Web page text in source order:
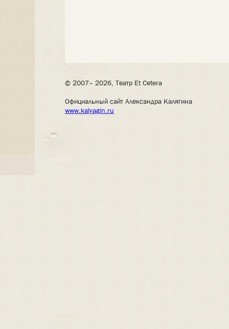
© 2007– 2026, Театр Et Cetera
Официальный сайт Александра Калягина
www.kalyagin.ru